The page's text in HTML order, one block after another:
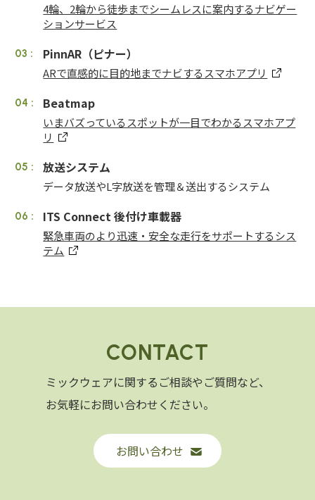
4輪、2輪から徒歩までシームレスに案内するナビゲー
ションサービス
PinnAR（ピナー）
ARで直感的に目的地までナビするスマホアプリ
Beatmap
いまバズっているスポットが一目でわかるスマホアプ
リ
放送システム
データ放送やL字放送を管理＆送出するシステム
ITS Connect 後付け車載器
緊急車両のより迅速・安全な走行をサポートするシス
テム
CONTACT
ミックウェアに関するご相談やご質問など、
お気軽にお問い合わせください。
お問い合わせ